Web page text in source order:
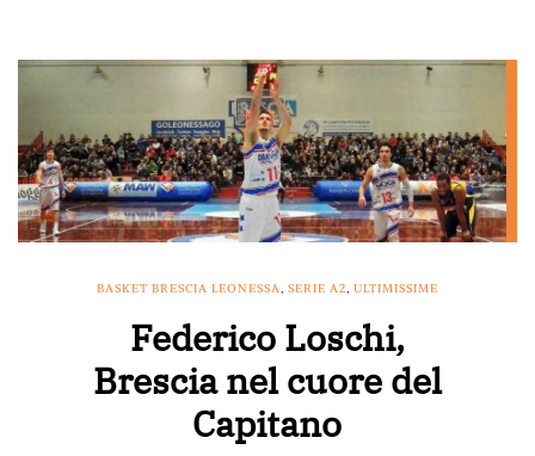
BASKET BRESCIA LEONESSA, SERIE A2, ULTIMISSIME
Federico Loschi,
Brescia nel cuore del
Capitano